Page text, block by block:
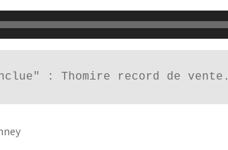
: Thomire record de vente.